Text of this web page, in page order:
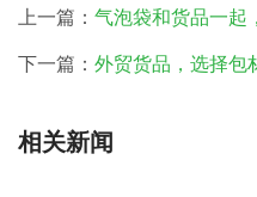
上一篇： 气泡袋和货品一起
下一篇： 外贸货品，选择包
相关新闻